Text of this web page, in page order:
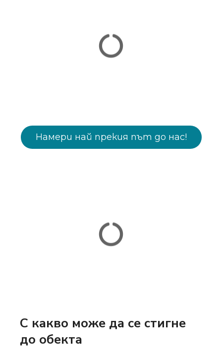
Намери най прекия път до нас!
С какво може да се стигне
до обекта